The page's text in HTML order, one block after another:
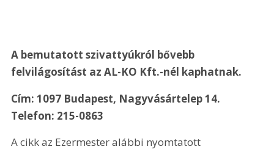
A bemutatott szivattyúkról bővebb
felvilágosítást az AL-KO Kft.-nél kaphatnak.
Cím: 1097 Budapest, Nagyvásártelep 14.
Telefon: 215-0863
A cikk az Ezermester alábbi nyomtatott